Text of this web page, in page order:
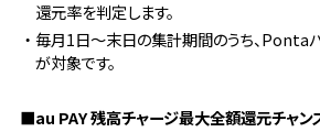
還元率を判定します。
・毎月1日～末日の集計期間のうち、Pontaパスの加入期間中の決済
が対象です。
■au PAY 残高チャージ最大全額還元チャン